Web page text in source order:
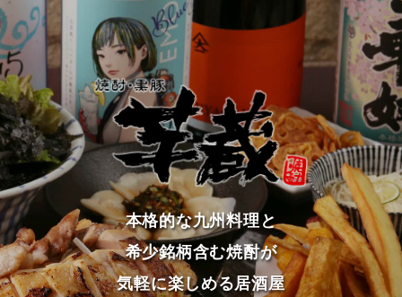
本格的な九州料理と
希少銘柄含む焼酎が
気軽に楽しめる居酒屋